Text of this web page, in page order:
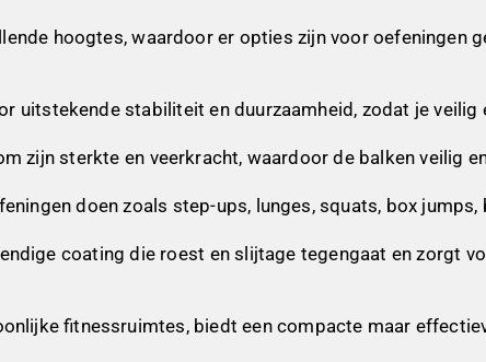
hoogtes, waardoor er opties zijn voor oefeningen
uitstekende stabiliteit en duurzaamheid, zodat je veilig
zijn sterkte en veerkracht, waardoor de balken veilig
doen zoals step-ups, lunges, squats, box
coating die roest en slijtage tegengaat en zorgt
fitnessruimtes, biedt een compacte maar